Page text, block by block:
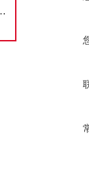
仪助力设备维护